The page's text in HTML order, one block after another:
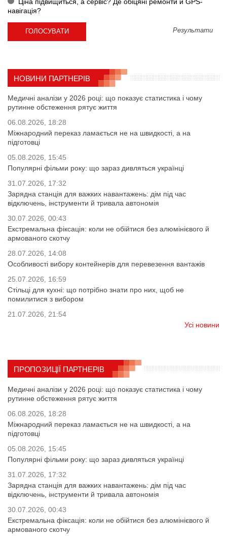
навігація?
Результати
НОВИНИ ПАРТНЕРІВ
Медичні аналізи у 2026 році: що показує статистика і чому
рутинне обстеження рятує життя
06.08.2026, 18:28
Міжнародний переказ ламається не на швидкості, а на
підготовці
05.08.2026, 15:45
Популярні фільми року: що зараз дивляться українці
31.07.2026, 17:32
Зарядна станція для важких навантажень: дім під час
відключень, інструменти й тривала автономія
30.07.2026, 00:43
Екстремальна фіксація: коли не обійтися без алюмінієвого й
армованого скотчу
28.07.2026, 14:08
Особливості вибору контейнерів для перевезення вантажів
25.07.2026, 16:59
Стільці для кухні: що потрібно знати про них, щоб не
помилитися з вибором
21.07.2026, 21:54
Усі новини
ПРОПОЗИЦІЇ ПАРТНЕРІВ
Медичні аналізи у 2026 році: що показує статистика і чому
рутинне обстеження рятує життя
06.08.2026, 18:28
Міжнародний переказ ламається не на швидкості, а на
підготовці
05.08.2026, 15:45
Популярні фільми року: що зараз дивляться українці
31.07.2026, 17:32
Зарядна станція для важких навантажень: дім під час
відключень, інструменти й тривала автономія
30.07.2026, 00:43
Екстремальна фіксація: коли не обійтися без алюмінієвого й
армованого скотчу